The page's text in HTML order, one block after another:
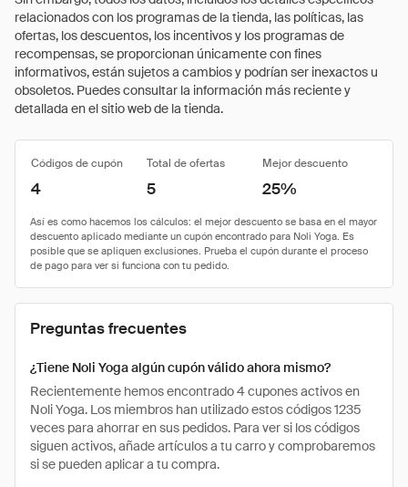
relacionados con los programas de la tienda, las políticas, las
ofertas, los descuentos, los incentivos y los programas de
recompensas, se proporcionan únicamente con fines
informativos, están sujetos a cambios y podrían ser inexactos u
obsoletos. Puedes consultar la información más reciente y
detallada en el sitio web de la tienda.
Códigos de cupón Total de ofertas Mejor descuento
4 5 25%
Preguntas frecuentes
¿Tiene Noli Yoga algún cupón válido ahora mismo?
Recientemente hemos encontrado 4 cupones activos en
Noli Yoga. Los miembros han utilizado estos códigos 1235
veces para ahorrar en sus pedidos. Para ver si los códigos
siguen activos, añade artículos a tu carro y comprobaremos
si se pueden aplicar a tu compra.